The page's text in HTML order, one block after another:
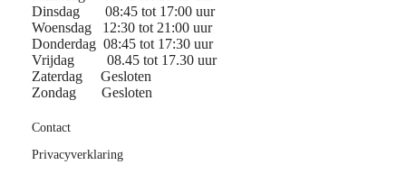
Dinsdag 08:45 tot 17:00 uur
Woensdag 12:30 tot 21:00 uur
Donderdag 08:45 tot 17:30 uur
Vrijdag 08.45 tot 17.30 uur
Zaterdag Gesloten
Zondag Gesloten
Contact
Privacyverklaring